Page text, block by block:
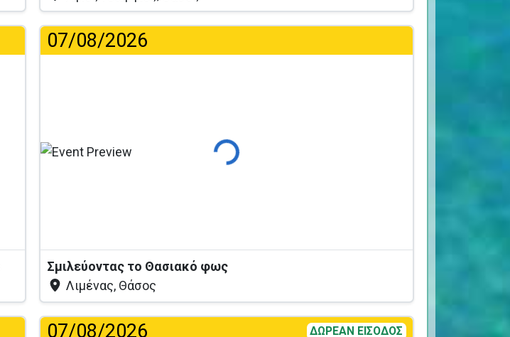
07/08/2026
Φόρτωση...
Σμιλεύοντας το Θασιακό φως
Λιμένας, Θάσος
07/08/2026 ΔΩΡΕΑΝ ΕΙΣΟΔΟΣ